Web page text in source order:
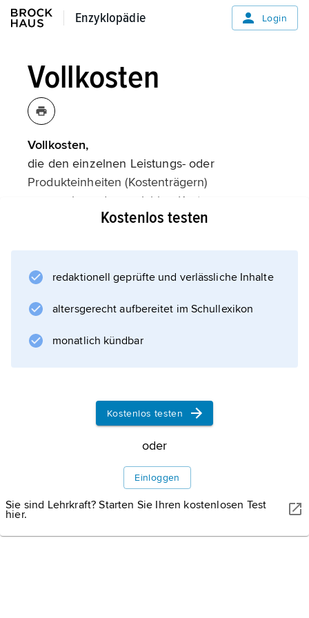
Enzyklopädie
Enzyklopädie Login
Vollkosten
Vollkosten,
die den einzelnen Leistungs- oder
Produkteinheiten (Kostenträgern)
zuzurechnenden variablen Kosten
(Einzelkosten) und anteiligen fixen Kosten
werden die Gesamtkosten des Unternehmens
Kostenrechnung
dient v. a. der Erfolgsrechnung und der
Kalkulation (Ermittlung der Durchschnitts-
Informationen zum Artikel
Kostenlos testen
redaktionell geprüfte und verlässliche Inhalte
altersgerecht aufbereitet im Schullexikon
monatlich kündbar
Kostenlos testen
oder
Einloggen
Sie sind Lehrkraft? Starten Sie Ihren kostenlosen Test
hier.